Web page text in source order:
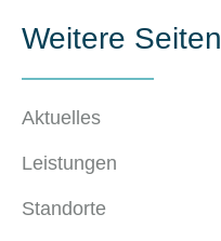
Weitere Seiten
Aktuelles
Leistungen
Standorte